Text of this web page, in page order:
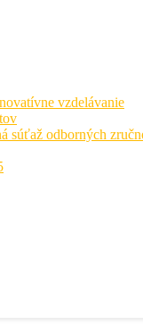
vzdelávanie
súťaž odborných